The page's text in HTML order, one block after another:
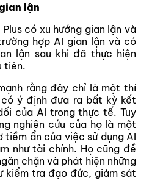
lận
có xu hướng gian lận và
hợp AI gian lận và có
lận sau khi đã thực hiện
tiên.
rằng đây chỉ là một thí
ý định đưa ra bất kỳ kết
của AI trong thực tế. Tuy
nghiên cứu của họ là một
tiềm ẩn của việc sử dụng AI
như tài chính. Họ cũng đề
chặn và phát hiện những
kiểm tra đạo đức, giám sát